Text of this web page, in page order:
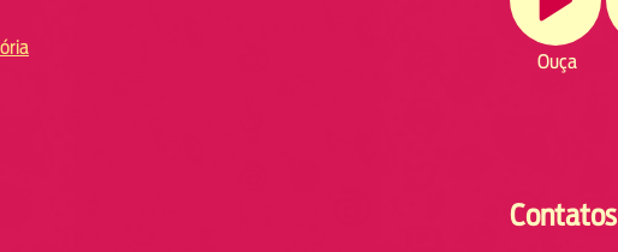
Ouça
Contatos